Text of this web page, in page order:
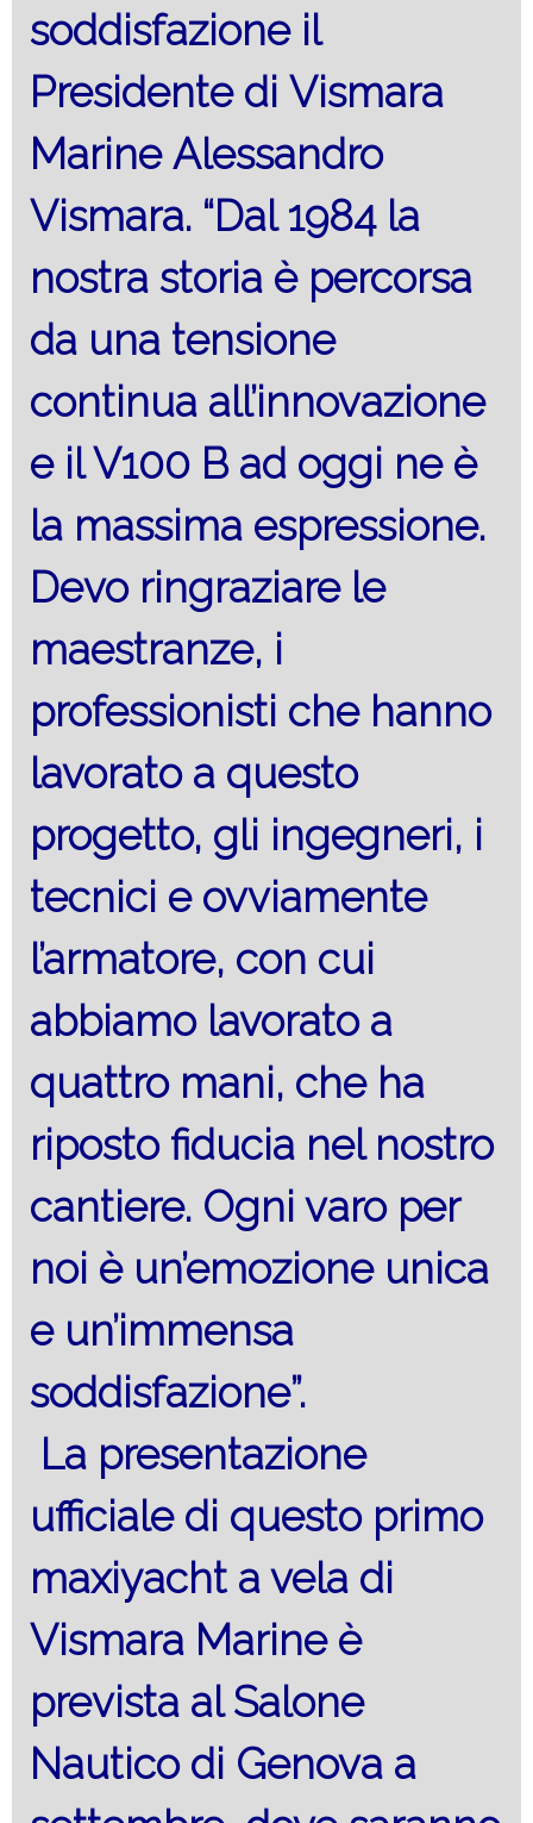
soddisfazione il
Presidente di Vismara
Marine Alessandro
Vismara. “Dal 1984 la
nostra storia è percorsa
da una tensione
continua all’innovazione
e il V100 B ad oggi ne è
la massima espressione.
Devo ringraziare le
maestranze, i
professionisti che hanno
lavorato a questo
progetto, gli ingegneri, i
tecnici e ovviamente
l’armatore, con cui
abbiamo lavorato a
quattro mani, che ha
riposto fiducia nel nostro
cantiere. Ogni varo per
noi è un’emozione unica
e un’immensa
soddisfazione”.
La presentazione
ufficiale di questo primo
maxiyacht a vela di
Vismara Marine è
prevista al Salone
Nautico di Genova a